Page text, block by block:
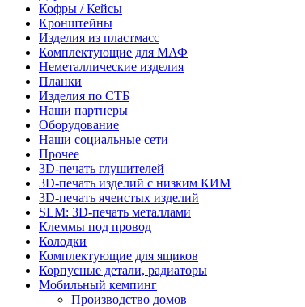
Кофры / Кейсы
Кронштейны
Изделия из пластмасс
Комплектующие для МАФ
Неметаллические изделия
Планки
Изделия по СТБ
Наши партнеры
Оборудование
Наши социальные сети
Прочее
3D-печать глушителей
3D-печать изделий с низким КИМ
3D-печать ячеистых изделий
SLM: 3D-печать металлами
Клеммы под провод
Колодки
Комплектующие для ящиков
Корпусные детали, радиаторы
Мобильный кемпинг
Производство домов